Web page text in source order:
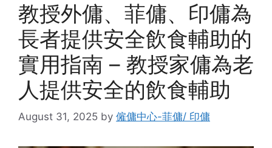
教授外傭、菲傭、印傭為
長者提供安全飲食輔助的
實用指南 – 教授家傭為老
人提供安全的飲食輔助
August 31, 2025 by 僱傭中心-菲傭/ 印傭